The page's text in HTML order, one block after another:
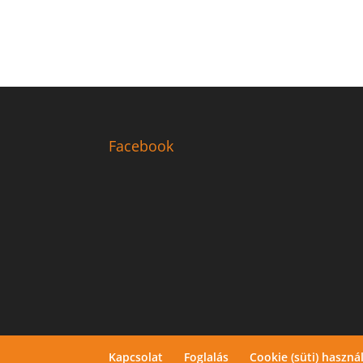
Facebook
Kapcsolat Foglalás Cookie (süti)